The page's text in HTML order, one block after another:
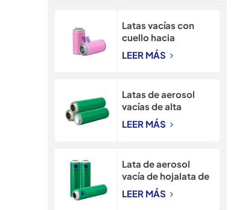
Latas vacías con
cuello hacia
adentro, lata
recargable de 45
LEER MÁS
Latas de aerosol
vacías de alta
calidad, de 45*160
mm con cuello
fábrica.
LEER MÁS
Lata de aerosol
vacía de hojalata de
alta presión de 52
mm con impresión
LEER MÁS